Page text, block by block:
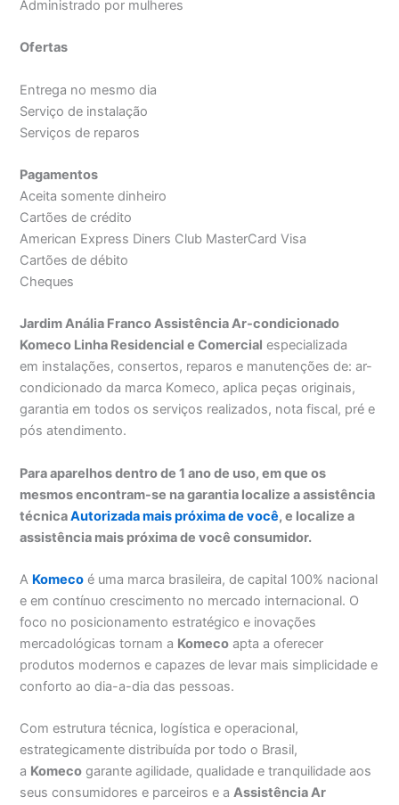
Administrado por mulheres
Ofertas
Entrega no mesmo dia
Serviço de instalação
Serviços de reparos
Pagamentos
Aceita somente dinheiro
Cartões de crédito
American Express Diners Club MasterCard Visa
Cartões de débito
Cheques
Jardim Anália Franco Assistência Ar-condicionado
Komeco Linha Residencial e Comercial especializada
em instalações, consertos, reparos e manutenções de: ar-
condicionado da marca Komeco, aplica peças originais,
garantia em todos os serviços realizados, nota fiscal, pré e
pós atendimento.
Para aparelhos dentro de 1 ano de uso, em que os
mesmos encontram-se na garantia localize a assistência
técnicaAutorizada mais próxima de você, e localize a
assistência mais próxima de você consumidor.
A Komeco é uma marca brasileira, de capital 100% nacional
e em contínuo crescimento no mercado internacional. O
foco no posicionamento estratégico e inovações
mercadológicas tornam a Komeco apta a oferecer
produtos modernos e capazes de levar mais simplicidade e
conforto ao dia-a-dia das pessoas.
Com estrutura técnica, logística e operacional,
estrategicamente distribuída por todo o Brasil,
a Komeco garante agilidade, qualidade e tranquilidade aos
seus consumidores e parceiros e aAssistência Ar